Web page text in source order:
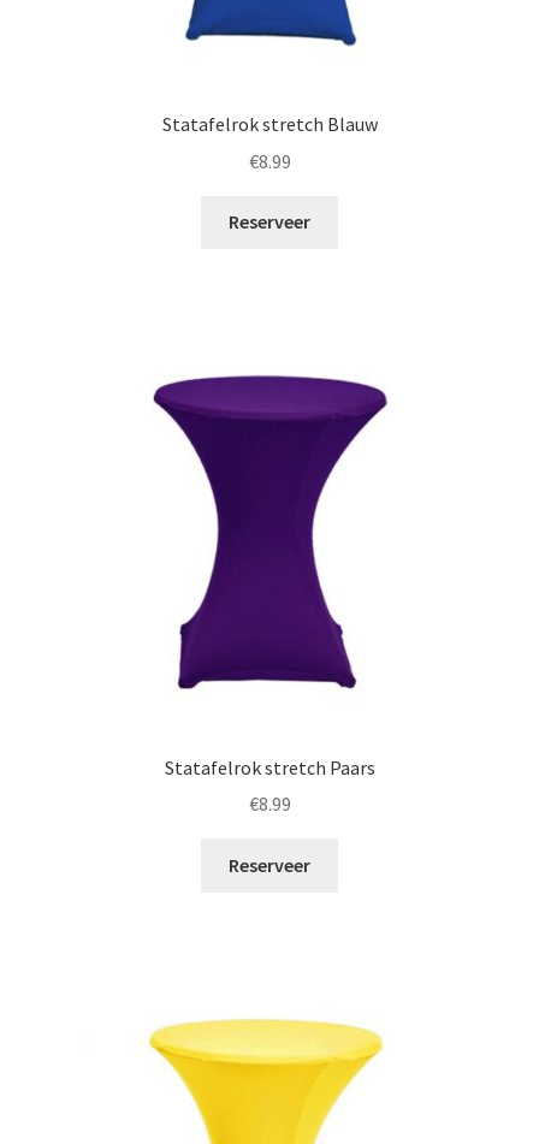
Statafelrok stretch Blauw
€8.99
Reserveer
Statafelrok stretch Paars
€8.99
Reserveer